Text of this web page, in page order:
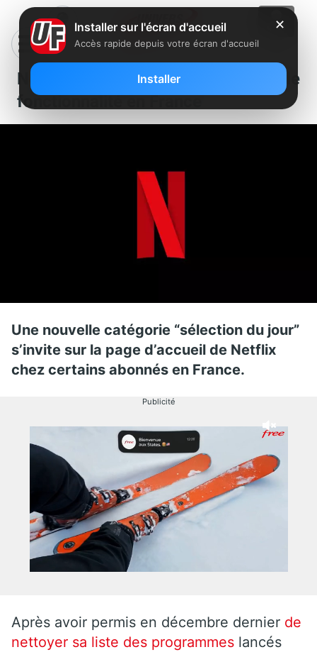
Netflix teste une nouvelle
fonctionnalité en France
Une nouvelle catégorie “sélection du jour”
s’invite sur la page d’accueil de Netflix
chez certains abonnés en France.
Publicité
Après avoir permis en décembre dernier de
nettoyer sa liste des programmes lancés
✕
Installer sur l'écran d'accueil
Accès rapide depuis votre écran d'accueil
Installer